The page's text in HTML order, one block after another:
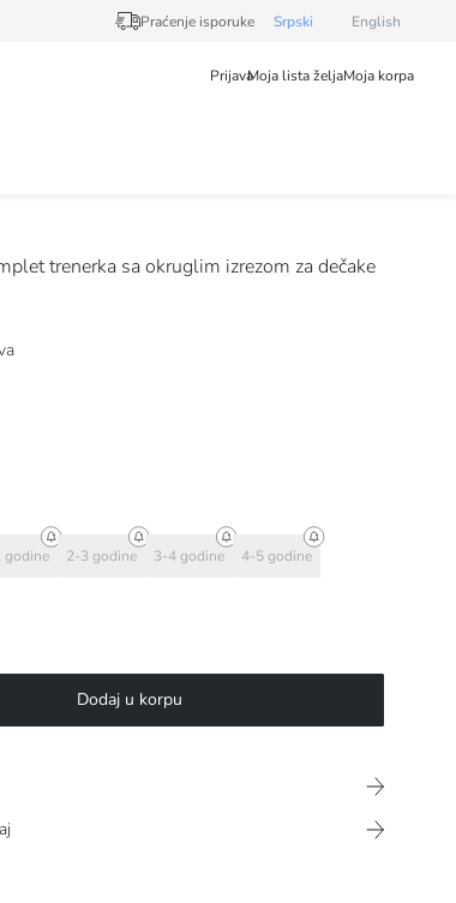
Praćenje isporuke Srpski English
PrijavaMoja lista željaMoja korpa
trenerka sa okruglim izrezom za dečake
godine 2-3 godine 3-4 godine 4-5 godine
Dodaj u korpu